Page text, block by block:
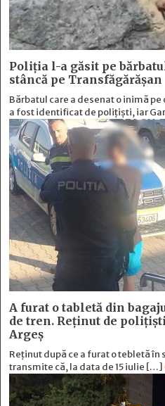
Poliția l-a găsit pe
stâncă pe Transfăgărășan
Bărbatul care a desenat o inimă
a fost identificat de polițiști, iar
A furat o tabletă din
de tren. Reținut de
Argeș
Reținut după ce a furat o tebletă în
transmite că, la data de 15 iulie […]